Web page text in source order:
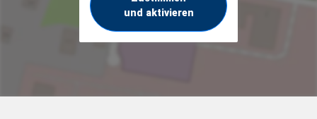
und aktivieren